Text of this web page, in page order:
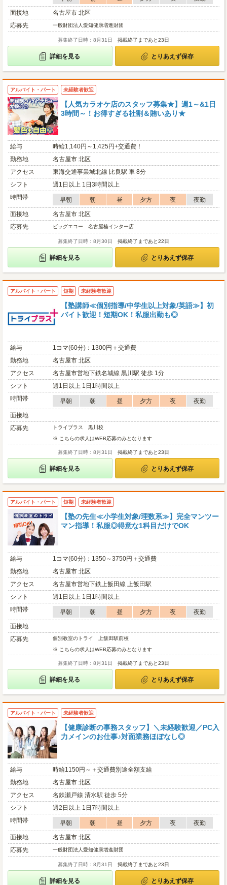
面接地
名古屋市 北区
応募先
一般財団法人愛知健康増進財団
募集終了日時：8月31日 掲載終了まであと23日
詳細を見る とりあえず保存
アルバイト・パート 未経験者歓迎
【人気カラオケ店のスタッフ募集★】週1～&1日
3時間～！お得すぎる社割＆賄いあり★
給与
時給1,140円～1,425円+交通費！
勤務地
名古屋市 北区
アクセス
東海交通事業城北線 比良駅 車 8分
シフト
週1日以上 1日3時間以上
時間帯
早朝 朝 昼 夕方 夜
夜勤
面接地
名古屋市 北区
応募先
ビッグエコー 名古屋楠インター店
募集終了日時：8月30日 掲載終了まであと22日
詳細を見る とりあえず保存
アルバイト・パート 短期 未経験者歓迎
【塾講師≪個別指導/中学生以上対象/英語≫】初
バイト歓迎！短期OK！私服出勤も◎
給与
1コマ(60分)：1300円＋交通費
勤務地
名古屋市 北区
アクセス
名古屋市営地下鉄名城線 黒川駅 徒歩 1分
シフト
週1日以上 1日1時間以上
時間帯
早朝 朝 昼 夕方 夜
夜勤
面接地
応募先
トライプラス 黒川校
※ こちらの求人はWEB応募のみとなります
募集終了日時：8月31日 掲載終了まであと23日
詳細を見る とりあえず保存
アルバイト・パート 短期 未経験者歓迎
【塾の先生≪小学生対象/理数系≫】完全マンツー
マン指導！私服◎得意な1科目だけでOK
給与
1コマ(60分)：1350～3750円＋交通費
勤務地
名古屋市 北区
アクセス
名古屋市営地下鉄上飯田線 上飯田駅
シフト
週1日以上 1日1時間以上
時間帯
早朝 朝 昼 夕方 夜
夜勤
面接地
応募先
個別教室のトライ 上飯田駅前校
※ こちらの求人はWEB応募のみとなります
募集終了日時：8月31日 掲載終了まであと23日
詳細を見る とりあえず保存
アルバイト・パート 未経験者歓迎
【健康診断の事務スタッフ】＼未経験歓迎／PC入
力メインのお仕事♪対面業務ほぼなし◎
給与
時給1150円～＋交通費別途全額支給
勤務地
名古屋市 北区
アクセス
名鉄瀬戸線 清水駅 徒歩 5分
シフト
週2日以上 1日7時間以上
時間帯
早朝 朝 昼 夕方 夜
夜勤
面接地
名古屋市 北区
応募先
一般財団法人愛知健康増進財団
募集終了日時：8月31日 掲載終了まであと23日
詳細を見る とりあえず保存